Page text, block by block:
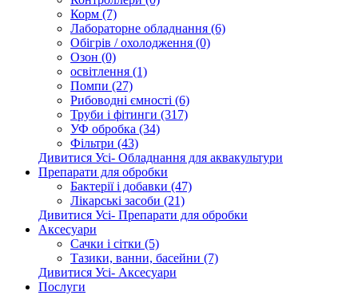
Корм (7)
Лабораторне обладнання (6)
Обігрів / охолодження (0)
Озон (0)
освітлення (1)
Помпи (27)
Рибоводні ємності (6)
Труби і фітинги (317)
УФ обробка (34)
Фільтри (43)
Дивитися Усі- Обладнання для аквакультури
Препарати для обробки
Бактерії і добавки (47)
Лікарські засоби (21)
Дивитися Усі- Препарати для обробки
Аксесуари
Сачки і сітки (5)
Тазики, ванни, басейни (7)
Дивитися Усі- Аксесуари
Послуги